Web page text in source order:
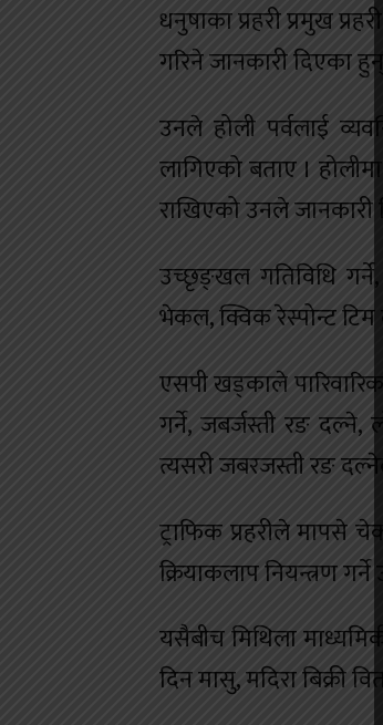
धनुषाका प्रहरी प्रमुख
गरिने जानकारी दिएका हुन् ।
उनले होली पर्वलाई
लागिएको बताए ।
राखिएको उनले जानकारी
उच्छृङ्खल गतिविधि गर्ने,
भेकल, क्विक रेस्पोन्ट
एसपी खड्काले
गर्ने, जबर्जस्ती रङ दल्ने,
त्यसरी जबरजस्ती रङ
ट्राफिक प्रहरीले मापसे
क्रियाकलाप नियन्त्रण गर्ने
यसैबीच मिथिला
दिन मासु, मदिरा बिक्री